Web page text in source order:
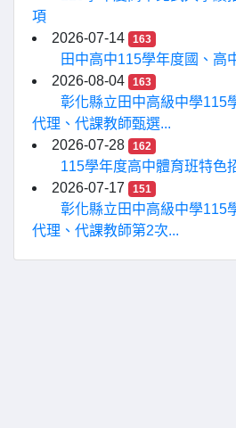
項
2026-07-14
163
田中高中115學年度國、高
2026-08-04
163
彰化縣立田中高級中學115
代理、代課教師甄選...
2026-07-28
162
115學年度高中體育班特色
2026-07-17
151
彰化縣立田中高級中學115
代理、代課教師第2次...